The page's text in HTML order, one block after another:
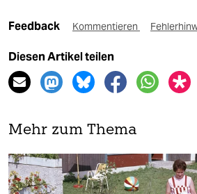
Feedback Kommentieren
Diesen Artikel teilen
Mehr zum Thema